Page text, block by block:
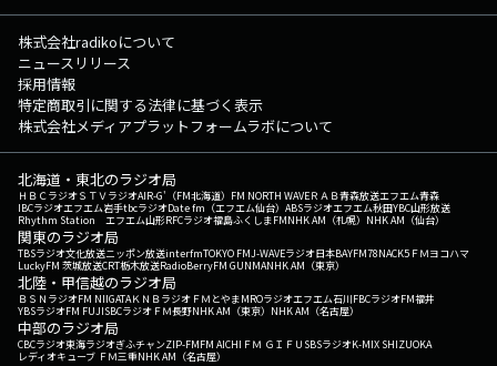
株式会社radikoについて
ニュースリリース
採用情報
特定商取引に関する法律に基づく表示
株式会社メディアプラットフォームラボについて
北海道・東北のラジオ局
ＨＢＣラジオＳＴＶラジオAIR-G'（FM北海道） FM NORTH WAVEＲＡＢ青森放送エフエム青森
IBCラジオエフエム岩手tbcラジオDate fm（エフエム仙台） ABSラジオエフエム秋田YBC山形放送
Rhythm Station エフエム山形RFCラジオ福島ふくしまFMNHK AM（札幌） NHK AM（仙台）
関東のラジオ局
TBSラジオ文化放送ニッポン放送interfmTOKYO FMJ-WAVEラジオ日本BAYFM78NACK5 ＦＭヨコハマ
LuckyFM 茨城放送CRT栃木放送RadioBerryFM GUNMANHK AM（東京）
北陸・甲信越のラジオ局
ＢＳＮラジオFM NIIGATAＫＮＢラジオ ＦＭとやまMROラジオエフエム石川FBCラジオFM福井
YBSラジオFM FUJISBCラジオ ＦＭ長野NHK AM（東京） NHK AM（名古屋）
中部のラジオ局
CBCラジオ東海ラジオぎふチャンZIP-FMFM AICHI ＦＭ ＧＩＦＵ SBSラジオK-MIX SHIZUOKA
レディオキューブ ＦＭ三重NHK AM（名古屋）